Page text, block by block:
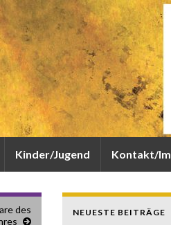
Kinder/Jugend Kontakt/
des
NEUESTE BEITRÄGE